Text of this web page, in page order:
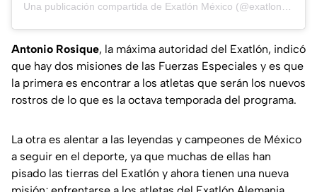
Una publicación compartida de Exatlón México (@exatlonmx)
Antonio Rosique, la máxima autoridad del Exatlón, indicó
que hay dos misiones de las Fuerzas Especiales y es que
la primera es encontrar a los atletas que serán los nuevos
rostros de lo que es la octava temporada del programa.
La otra es alentar a las leyendas y campeones de México
a seguir en el deporte, ya que muchas de ellas han
pisado las tierras del Exatlón y ahora tienen una nueva